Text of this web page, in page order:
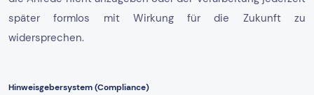
später formlos mit Wirkung für die Zukunft zu
widersprechen.
Hinweisgebersystem (Compliance)